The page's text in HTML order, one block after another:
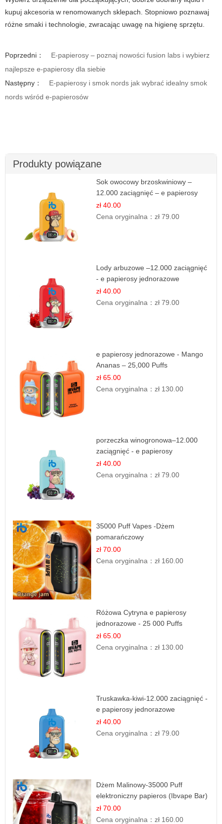
kupuj akcesoria w renomowanych sklepach. Stopniowo poznawaj
różne smaki i technologie, zwracając uwagę na higienę sprzętu.
Poprzedni：
E-papierosy – poznaj nowości fusion labs i wybierz
najlepsze e-papierosy dla siebie
Następny：
E-papierosy i smok nords jak wybrać idealny smok
nords wśród e-papierosów
Produkty powiązane
Sok owocowy brzoskwiniowy –
12.000 zaciągnięć – e papierosy
jednorazowe
zł 40.00
Cena oryginalna：zł 79.00
Lody arbuzowe –12.000 zaciągnięć
- e papierosy jednorazowe
zł 40.00
Cena oryginalna：zł 79.00
e papierosy jednorazowe - Mango
Ananas – 25,000 Puffs
zł 65.00
Cena oryginalna：zł 130.00
porzeczka winogronowa–12.000
zaciągnięć - e papierosy
zł 40.00
Cena oryginalna：zł 79.00
35000 Puff Vapes -Dżem
pomarańczowy
zł 70.00
Cena oryginalna：zł 160.00
Różowa Cytryna e papierosy
jednorazowe - 25 000 Puffs
zł 65.00
Cena oryginalna：zł 130.00
Truskawka-kiwi-12.000 zaciągnięć -
e papierosy jednorazowe
zł 40.00
Cena oryginalna：zł 79.00
Dżem Malinowy-35000 Puff
elektroniczny papieros (Ibvape Bar)
zł 70.00
Cena oryginalna：zł 160.00